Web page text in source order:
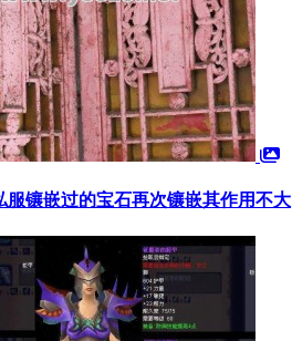
服镶嵌过的宝石再次镶嵌其作用不大